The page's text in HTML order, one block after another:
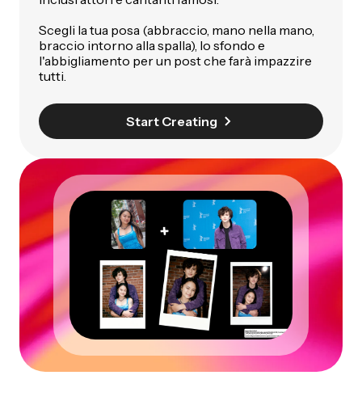
Scegli la tua posa (abbraccio, mano nella mano,
braccio intorno alla spalla), lo sfondo e
l'abbigliamento per un post che farà impazzire
tutti.
Start Creating